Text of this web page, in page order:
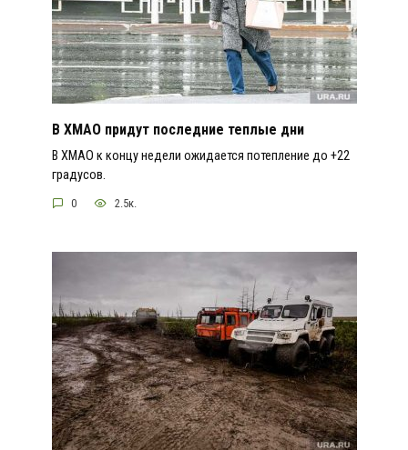
В ХМАО придут последние теплые дни
В ХМАО к концу недели ожидается потепление до +22
градусов.
0 2.5к.